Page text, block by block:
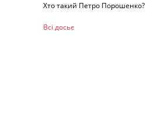
Хто такий Петро Порошенко?
Всі досьє